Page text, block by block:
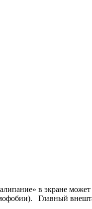
в экране
Главный